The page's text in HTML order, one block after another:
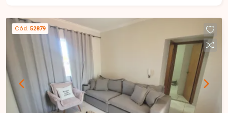
com armários planejados, sendo 1 suíte, banheiro
social com armário e box em blindex, cozinha
com armários planejados, área de serviço e 1
vaga de garagem coberta. O imóvel possui
excelente acabamento, ambientes bem
distribuídos e móveis planejados, oferecendo
conforto, funcionalidade e praticidade para o dia a
Cód. 52879